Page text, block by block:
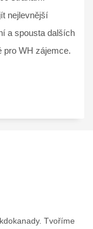
nejlevnější
a spousta dalších
pro WH zájemce.
Tvoříme